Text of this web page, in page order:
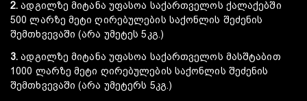
2. ადგილზე მიტანა უფასოა საქართველოს ქალაქებში
500 ლარზე მეტი ღირებულების საქონლის შეძენის
შემთხვევაში (არა უმეტეს 5კგ.)
3. ადგილზე მიტანა უფასოა საქართველოს მასშტაბით
1000 ლარზე მეტი ღირებულების საქონლის შეძენის
შემთხვევაში (არა უმეტერს 5კგ.)